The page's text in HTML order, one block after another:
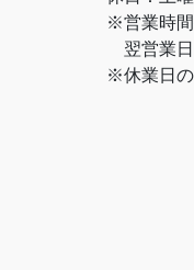
※営業時
翌営業日
※休業日の